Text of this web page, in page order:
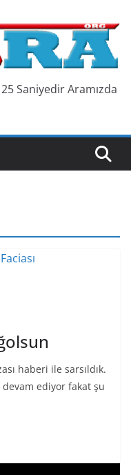
Saniyedir Aramızda
haberi ile sarsıldık.
ediyor fakat şu